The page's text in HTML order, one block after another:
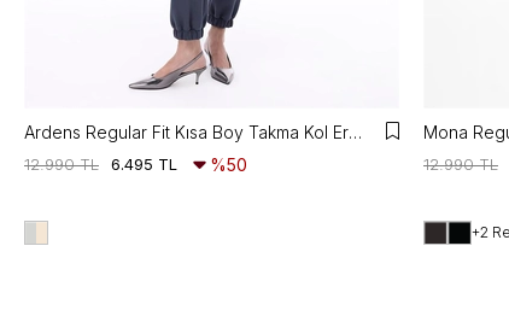
Ardens Regular Fit Kısa Boy Takma Kol Erkek Yaka Gri ekru Kaban
6.495 TL
12.990 TL %50 12.990 TL
+2